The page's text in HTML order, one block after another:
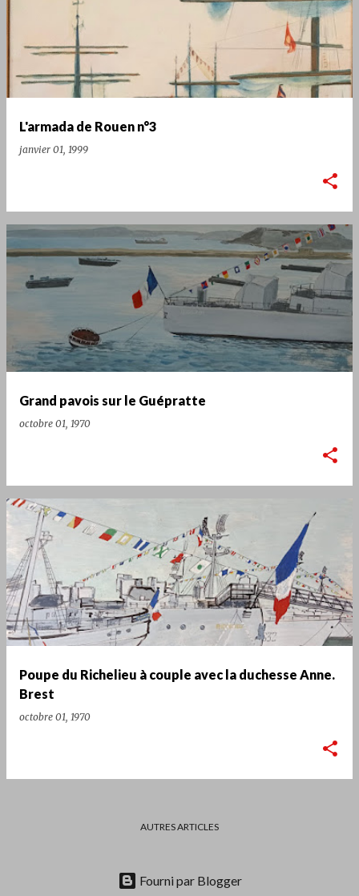
L'armada de Rouen n°3
janvier 01, 1999
Grand pavois sur le Guépratte
octobre 01, 1970
Poupe du Richelieu à couple avec la duchesse Anne.
Brest
octobre 01, 1970
AUTRES ARTICLES
Fourni par Blogger